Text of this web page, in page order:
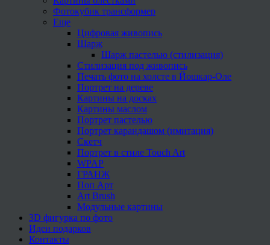
Фотокубик трансформер
Еще
Цифровая живопись
Шарж
Шарж пастелью (стилизация)
Стилизация под живопись
Печать фото на холсте в Йошкар-Оле
Портрет на дереве
Картины на досках
Картины маслом
Портрет пастелью
Портрет карандашом (имитация)
Скетч
Портрет в стиле Touch Art
WPAP
ГРАНЖ
Поп Арт
Art Brush
Модульные картины
3D фигурка по фото
Идеи подарков
Контакты